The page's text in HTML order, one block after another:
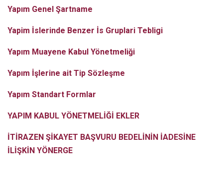
Yapım Genel Şartname
Yapim İslerinde Benzer İs Gruplari Tebligi
Yapım Muayene Kabul Yönetmeliği
Yapım İşlerine ait Tip Sözleşme
Yapım Standart Formlar
YAPIM KABUL YÖNETMELİĞİ EKLER
İTİRAZEN ŞİKAYET BAŞVURU BEDELİNİN İADESİNE
İLİŞKİN YÖNERGE